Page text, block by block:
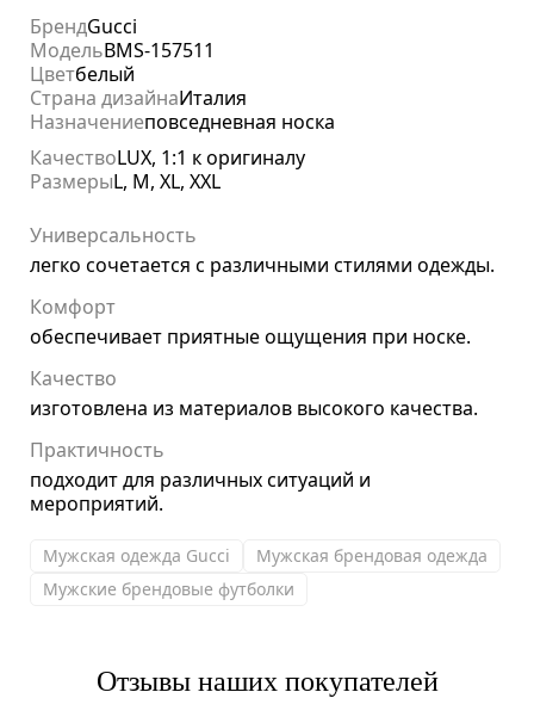
БрендGucci
МодельBMS-157511
Цветбелый
Страна дизайнаИталия
Назначениеповседневная носка
КачествоLUX, 1:1 к оригиналу
РазмерыL, M, XL, XXL
Универсальность
легко сочетается с различными стилями одежды.
Комфорт
обеспечивает приятные ощущения при носке.
Качество
изготовлена из материалов высокого качества.
Практичность
подходит для различных ситуаций и
мероприятий.
Мужская одежда Gucci
Мужская брендовая одежда
Мужские брендовые футболки
Отзывы наших покупателей